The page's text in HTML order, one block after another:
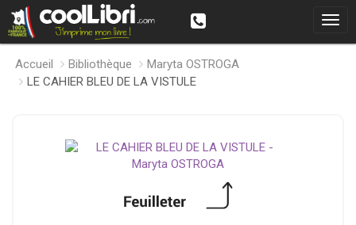
Accueil Bibliothèque
Maryta OSTROGA
LE CAHIER BLEU DE LA VISTULE